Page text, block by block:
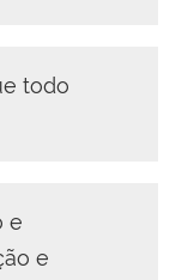
todo
e
e